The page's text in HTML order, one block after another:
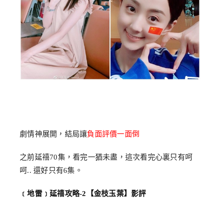
劇情神展開，結局讓負面評價一面倒
之前延禧70集，看完一猶未盡，這次看完心裏只有呵
呵.. 還好只有6集。
﹝地雷﹞延禧攻略-2【金枝玉葉】影評